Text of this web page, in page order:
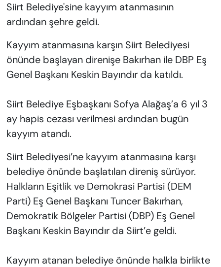
Siirt Belediye'sine kayyım atanmasının
ardından şehre geldi.
Kayyım atanmasına karşın Siirt Belediyesi
önünde başlayan direnişe Bakırhan ile DBP Eş
Genel Başkanı Keskin Bayındır da katıldı.
Siirt Belediye Eşbaşkanı Sofya Alağaş’a 6 yıl 3
ay hapis cezası verilmesi ardından bugün
kayyım atandı.
Siirt Belediyesi’ne kayyım atanmasına karşı
belediye önünde başlatılan direniş sürüyor.
Halkların Eşitlik ve Demokrasi Partisi (DEM
Parti) Eş Genel Başkanı Tuncer Bakırhan,
Demokratik Bölgeler Partisi (DBP) Eş Genel
Başkanı Keskin Bayındır da Siirt’e geldi.
Kayyım atanan belediye önünde halkla birlikte